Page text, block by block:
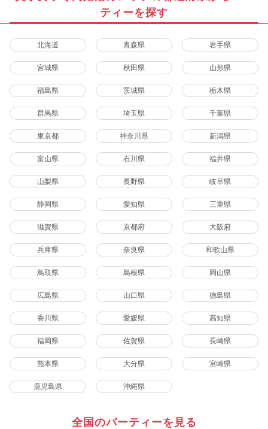
ティーを探す
北海道 青森県 岩手県
宮城県 秋田県 山形県
福島県 茨城県 栃木県
群馬県 埼玉県 千葉県
東京都 神奈川県 新潟県
富山県 石川県 福井県
山梨県 長野県 岐阜県
静岡県 愛知県 三重県
滋賀県 京都府 大阪府
兵庫県 奈良県 和歌山県
鳥取県 島根県 岡山県
広島県 山口県 徳島県
香川県 愛媛県 高知県
福岡県 佐賀県 長崎県
熊本県 大分県 宮崎県
鹿児島県 沖縄県
全国のパーティーを見る